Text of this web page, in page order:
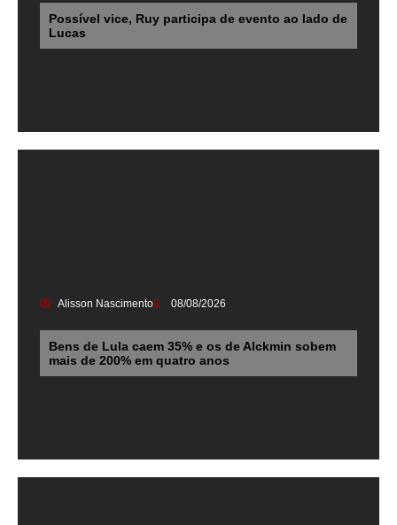
Possível vice, Ruy participa de evento ao lado de
Lucas
Alisson Nascimento 08/08/2026
Bens de Lula caem 35% e os de Alckmin sobem
mais de 200% em quatro anos